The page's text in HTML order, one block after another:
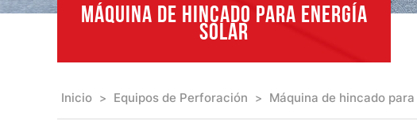
MÁQUINA DE HINCADO PARA ENERGÍA
SOLAR
Inicio > Equipos de Perforación > Máquina de hincado